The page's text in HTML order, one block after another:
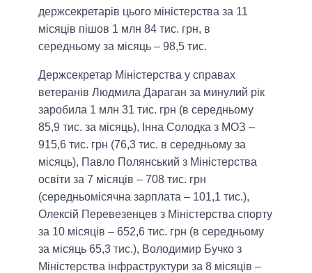
держсекретарів цього міністерства за 11
місяців пішов 1 млн 84 тис. грн, в
середньому за місяць – 98,5 тис.
Держсекретар Міністерства у справах
ветеранів Людмила Дараган за минулий рік
заробила 1 млн 31 тис. грн (в середньому
85,9 тис. за місяць), Інна Солодка з МОЗ –
915,6 тис. грн (76,3 тис. в середньому за
місяць), Павло Полянський з Міністерства
освіти за 7 місяців – 708 тис. грн
(середньомісячна зарплата – 101,1 тис.),
Олексій Перевезенцев з Міністерства спорту
за 10 місяців – 652,6 тис. грн (в середньому
за місяць 65,3 тис.), Володимир Бучко з
Міністерства інфраструктури за 8 місяців –